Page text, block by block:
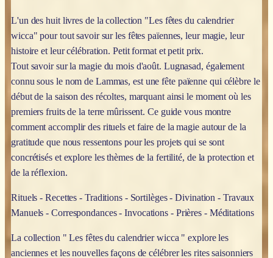
L'un des huit livres de la collection "Les fêtes du calendrier
wicca" pour tout savoir sur les fêtes païennes, leur magie, leur
histoire et leur célébration. Petit format et petit prix.
Tout savoir sur la magie du mois d'août. Lugnasad, également
connu sous le nom de Lammas, est une fête païenne qui célèbre le
début de la saison des récoltes, marquant ainsi le moment où les
premiers fruits de la terre mûrissent. Ce guide vous montre
comment accomplir des rituels et faire de la magie autour de la
gratitude que nous ressentons pour les projets qui se sont
concrétisés et explore les thèmes de la fertilité, de la protection et
de la réflexion.
Rituels - Recettes - Traditions - Sortilèges - Divination - Travaux
Manuels - Correspondances - Invocations - Prières - Méditations
La collection " Les fêtes du calendrier wicca " explore les
anciennes et les nouvelles façons de célébrer les rites saisonniers